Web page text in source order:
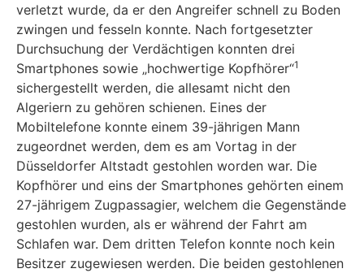
verletzt wurde, da er den Angreifer schnell zu Boden
zwingen und fesseln konnte. Nach fortgesetzter
Durchsuchung der Verdächtigen konnten drei
Smartphones sowie „hochwertige Kopfhörer“1
sichergestellt werden, die allesamt nicht den
Algeriern zu gehören schienen. Eines der
Mobiltelefone konnte einem 39-jährigen Mann
zugeordnet werden, dem es am Vortag in der
Düsseldorfer Altstadt gestohlen worden war. Die
Kopfhörer und eins der Smartphones gehörten einem
27-jährigem Zugpassagier, welchem die Gegenstände
gestohlen wurden, als er während der Fahrt am
Schlafen war. Dem dritten Telefon konnte noch kein
Besitzer zugewiesen werden. Die beiden gestohlenen